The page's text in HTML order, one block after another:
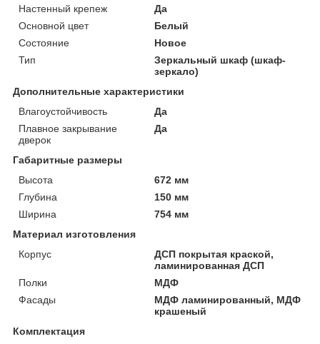
Настенный крепеж
Да
Основной цвет
Белый
Состояние
Новое
Тип
Зеркальный шкаф (шкаф-
зеркало)
Дополнительные характеристики
Влагоустойчивость
Да
Плавное закрывание
дверок
Да
Габаритные размеры
Высота
672 мм
Глубина
150 мм
Ширина
754 мм
Материал изготовления
Корпус
ДСП покрытая краской,
ламинированная ДСП
Полки
МДФ
Фасады
МДФ ламинированный, МДФ
крашеный
Комплектация